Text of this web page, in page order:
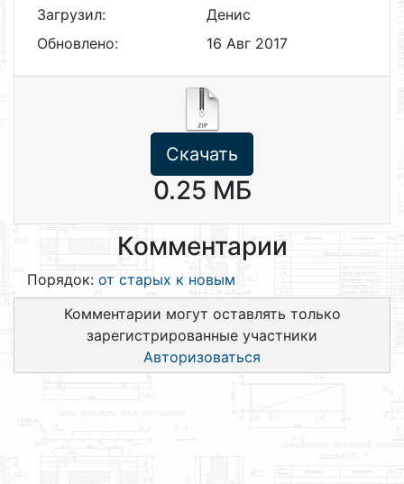
Загрузил:
Денис
Обновлено:
16 Авг 2017
Скачать
0.25 МБ
Комментарии
Порядок: от старых к новым
Комментарии могут оставлять только
зарегистрированные участники
Авторизоваться